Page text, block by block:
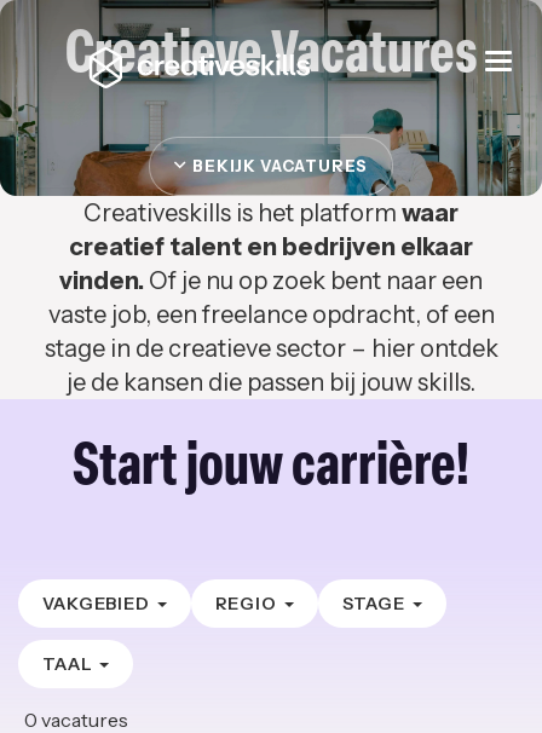
Creatieve Vacatures
BEKIJK VACATURES
Creativeskills is het platform waar
creatief talent en bedrijven elkaar
vinden. Of je nu op zoek bent naar een
vaste job, een freelance opdracht, of een
stage in de creatieve sector – hier ontdek
je de kansen die passen bij jouw skills.
Start jouw carrière!
VAKGEBIED REGIO STAGE
TAAL
0 vacatures